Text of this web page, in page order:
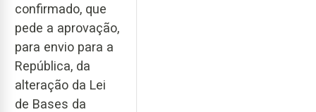
confirmado, que
pede a aprovação,
para envio para a
República, da
alteração da Lei
de Bases da